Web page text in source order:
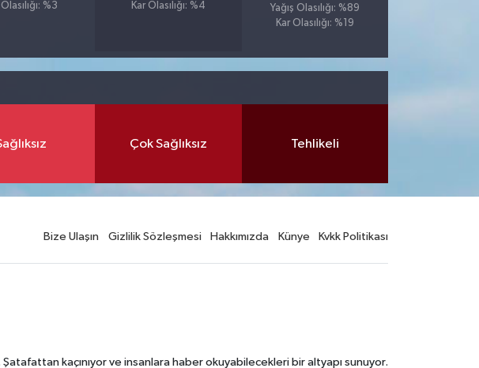
%3
Kar Olasılığı: %4
Yağış Olasılığı: %89
Kar Olasılığı: %19
Çok Sağlıksız Tehlikeli
Bize Ulaşın Gizlilik Sözleşmesi Hakkımızda Künye Kvkk Politikası
kaçınıyor ve insanlara haber okuyabilecekleri bir altyapı sunuyor.